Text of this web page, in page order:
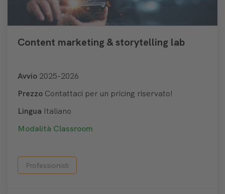
Content marketing & storytelling lab
Avvio 2025-2026
Prezzo Contattaci per un pricing riservato!
Lingua Italiano
Modalità Classroom
Professionisti